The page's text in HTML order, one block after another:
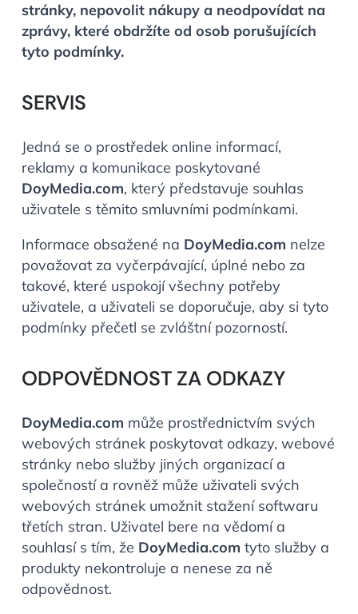
stránky, nepovolit nákupy a neodpovídat na
zprávy, které obdržíte od osob porušujících
tyto podmínky.
SERVIS
Jedná se o prostředek online informací,
reklamy a komunikace poskytované
DoyMedia.com, který představuje souhlas
uživatele s těmito smluvními podmínkami.
Informace obsažené na DoyMedia.com nelze
považovat za vyčerpávající, úplné nebo za
takové, které uspokojí všechny potřeby
uživatele, a uživateli se doporučuje, aby si tyto
podmínky přečetl se zvláštní pozorností.
ODPOVĚDNOST ZA ODKAZY
DoyMedia.com může prostřednictvím svých
webových stránek poskytovat odkazy, webové
stránky nebo služby jiných organizací a
společností a rovněž může uživateli svých
webových stránek umožnit stažení softwaru
třetích stran. Uživatel bere na vědomí a
souhlasí s tím, že DoyMedia.com tyto služby a
produkty nekontroluje a nenese za ně
odpovědnost.